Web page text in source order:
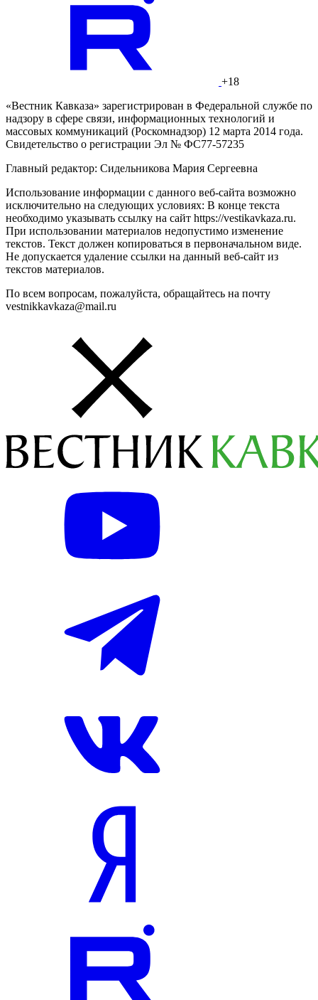
+18
«Вестник Кавказа» зарегистрирован в Федеральной службе по
надзору в сфере связи, информационных технологий и
массовых коммуникаций (Роскомнадзор) 12 марта 2014 года.
Свидетельство о регистрации Эл № ФС77-57235
Главный редактор: Сидельникова Мария Сергеевна
Использование информации с данного веб-сайта возможно
исключительно на следующих условиях: В конце текста
необходимо указывать ссылку на сайт https://vestikavkaza.ru.
При использовании материалов недопустимо изменение
текстов. Текст должен копироваться в первоначальном виде.
Не допускается удаление ссылки на данный веб-сайт из
текстов материалов.
По всем вопросам, пожалуйста, обращайтесь на почту
vestnikkavkaza@mail.ru